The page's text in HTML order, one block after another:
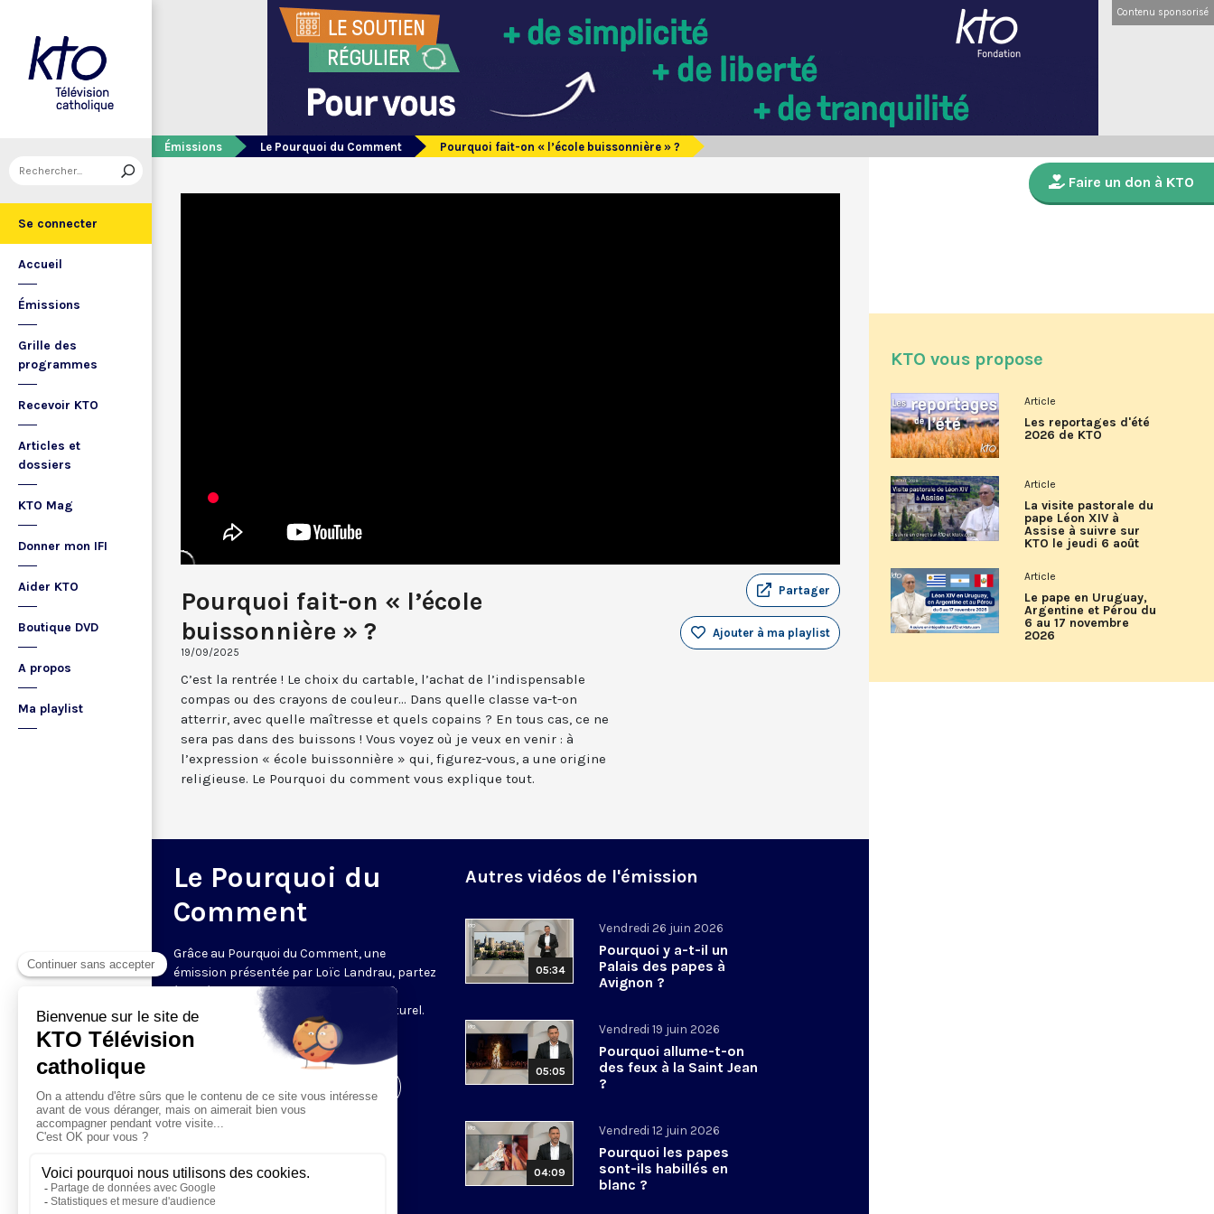
Se connecter
Accueil
Émissions
Grille des
programmes
Recevoir KTO
Articles et
dossiers
KTO Mag
Donner mon IFI
Aider KTO
Boutique DVD
A propos
Ma playlist
Contenu sponsorisé
Émissions Le Pourquoi du Comment Pourquoi fait-on « l’école buissonnière » ?
Pourquoi fait-on « l’école
buissonnière » ?
19/09/2025
Partager
Ajouter à ma playlist
C’est la rentrée ! Le choix du cartable, l’achat de l’indispensable
compas ou des crayons de couleur... Dans quelle classe va-t-on
atterrir, avec quelle maîtresse et quels copains ? En tous cas, ce ne
sera pas dans des buissons ! Vous voyez où je veux en venir : à
l’expression « école buissonnière » qui, figurez-vous, a une origine
religieuse. Le Pourquoi du comment vous explique tout.
Le Pourquoi du
Comment
Grâce au Pourquoi du Comment, une
émission présentée par Loïc Landrau, partez
à la découverte de l’origine de tous ces
éléments de notre environnement culturel.
Le vendredi soir à 21h30 ; 5 minutes.
Autres vidéos de l'émission
05:34
Vendredi 26 juin 2026
Pourquoi y a-t-il un
Palais des papes à
Avignon ?
05:05
Vendredi 19 juin 2026
Pourquoi allume-t-on
des feux à la Saint Jean
?
04:09
Vendredi 12 juin 2026
Pourquoi les papes
sont-ils habillés en
blanc ?
Faire un don à KTO
KTO vous propose
Article
Les reportages d'été
2026 de KTO
Article
La visite pastorale du
pape Léon XIV à
Assise à suivre sur
KTO le jeudi 6 août
Article
Le pape en Uruguay,
Argentine et Pérou du
6 au 17 novembre
2026